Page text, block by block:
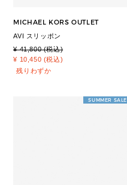
MICHAEL KORS OUTLET
AVI スリッポン
¥ 41,800 (税込)
¥ 10,450 (税込)
残りわずか
SUMMER SALE